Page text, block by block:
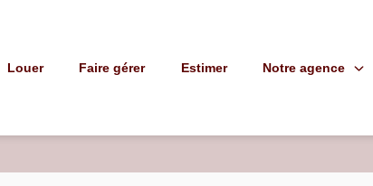
Louer Faire gérer Estimer Notre agence